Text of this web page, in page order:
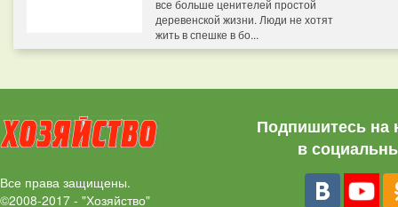
все больше ценителей простой
деревенской жизни. Люди не хотят
жить в спешке в бо...
Все права защищены.
©2008-2017 - "Хозяйство"
Подпишитесь на
в